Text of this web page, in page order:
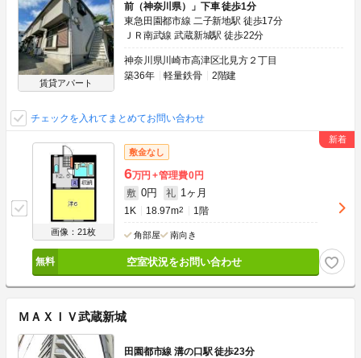
賃貸アパート
前（神奈川県）」下車 徒歩1分
東急田園都市線 二子新地駅 徒歩17分
ＪＲ南武線 武蔵新城駅 徒歩22分
神奈川県川崎市高津区北見方２丁目
築36年
軽量鉄骨 2階建
チェックを入れてまとめてお問い合わせ
画像：21枚
敷金なし
6万円 管理費0円
敷 0円 礼 1ヶ月
1K 18.97m2 1階
角部屋 南向き
空室状況をお問い合わせ
ＭＡＸＩＶ武蔵新城
田園都市線 溝の口駅 徒歩23分